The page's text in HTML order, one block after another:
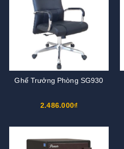
Ghế Trưởng Phòng SG930
2.486.000₫